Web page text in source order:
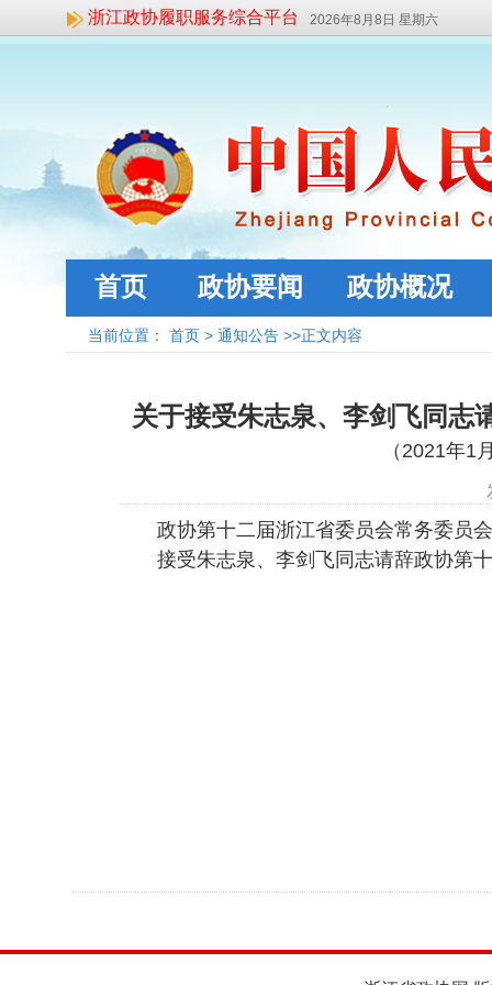
浙江政协履职服务综合平台 2026年8月8日 星期六
首页 政协要闻 政协概况
当前位置： 首页 > 通知公告 >>正文内容
关于接受朱志泉、李剑飞同志
（ 2021年1
政协第十二届浙江省委员会常务委员
接受朱志泉、李剑飞同志请辞政协第